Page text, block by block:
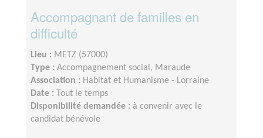
Accompagnant de familles en
difficulté
Lieu : METZ (57000)
Type : Accompagnement social, Maraude
Association : Habitat et Humanisme - Lorraine
Date :
Tout le temps
Disponibilité demandée : à convenir avec le
candidat bénévole